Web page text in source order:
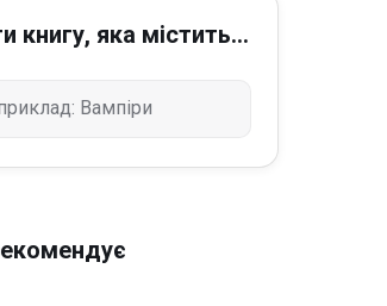
книгу, яка містить...